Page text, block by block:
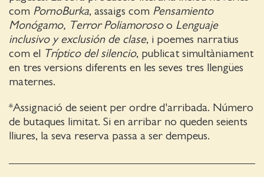
com PornoBurka, assaigs com Pensamiento
Monógamo, Terror Poliamorosoo Lenguaje
inclusivo y exclusión de clase, i poemes narratius
com el Tríptico del silencio, publicat simultàniament
en tres versions diferents en les seves tres llengües
maternes.
*Assignació de seient per ordre d'arribada. Número
de butaques limitat. Si en arribar no queden seients
lliures, la seva reserva passa a ser dempeus.